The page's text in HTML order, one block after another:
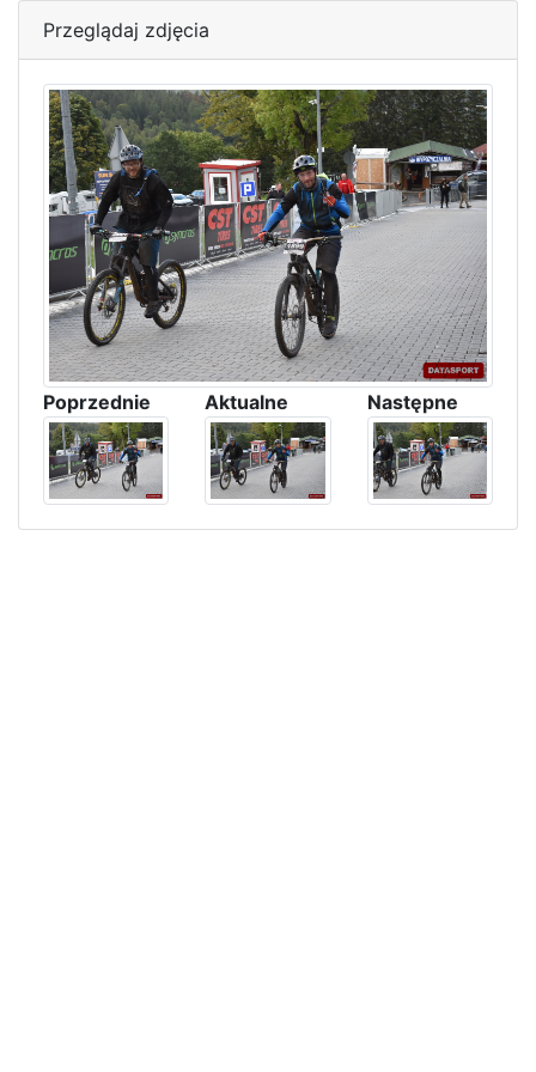
Przeglądaj zdjęcia
Poprzednie Aktualne Następne